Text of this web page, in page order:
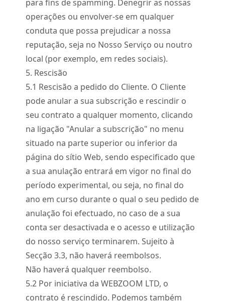
para fins de spamming. Denegrir as nossas
operações ou envolver-se em qualquer
conduta que possa prejudicar a nossa
reputação, seja no Nosso Serviço ou noutro
local (por exemplo, em redes sociais).
5. Rescisão
5.1 Rescisão a pedido do Cliente. O Cliente
pode anular a sua subscrição e rescindir o
seu contrato a qualquer momento, clicando
na ligação "Anular a subscrição" no menu
situado na parte superior ou inferior da
página do sítio Web, sendo especificado que
a sua anulação entrará em vigor no final do
período experimental, ou seja, no final do
ano em curso durante o qual o seu pedido de
anulação foi efectuado, no caso de a sua
conta ser desactivada e o acesso e utilização
do nosso serviço terminarem. Sujeito à
Secção 3.3, não haverá reembolsos.
Não haverá qualquer reembolso.
5.2Por iniciativa da WEBZOOM LTD, o
contrato é rescindido. Podemos também